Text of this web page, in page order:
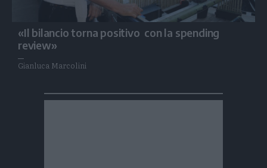
«Il bilancio torna positivo con la spending
review»
Gianluca Marcolini